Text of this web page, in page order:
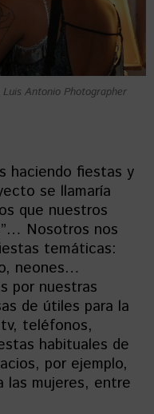
Antonio Photographer
haciendo fiestas y
se llamaría
que nuestros
Nosotros nos
temáticas:
neones…
por nuestras
de útiles para la
teléfonos,
habituales de
por ejemplo,
las mujeres, entre